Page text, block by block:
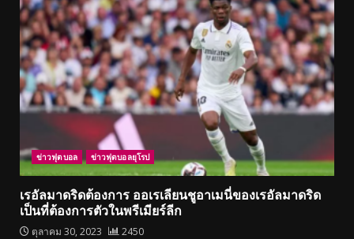
ข่าวฟุตบอล ข่าวฟุตบอลยุโรป
เรอัลมาดริดต้องการ ออเรเลียนชูอาเมนี่ของเรอัลมาดริด
เป็นที่ต้องการตัวในพรีเมียร์ลีก
ตุลาคม 30, 2023 2450